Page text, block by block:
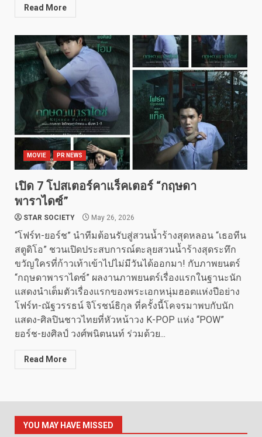
Read More
MOVIE PR NEWS
เปิด 7 โปสเตอร์คาแร็คเตอร์ “กฤษดา
พาราไดซ์”
STAR SOCIETY May 26, 2026
“โฟร์ท-ยอร์ช” นำทีมต้อนรับสู่สวนน้ำร้างสุดหลอน “เธอทีน
สตูดิโอ” ชวนเปิดประสบการณ์ตะลุยสวนน้ำร้างสุดระทึก
ขวัญใครที่ก้าวเท้าเข้าไปไม่มีวันได้ออกมา! กับภาพยนตร์
“กฤษดาพาราไดซ์” ผลงานภาพยนตร์เรื่องแรกในฐานะนัก
แสดงนำเต็มตัวเรื่องแรกของพระเอกหนุ่มฮอตแห่งปีอย่าง
โฟร์ท-ณัฐวรรธน์ จิโรชน์ธิกุล ที่ครั้งนี้โคจรมาพบกับนัก
แสดง-ศิลปินชาวไทยที่หัวหน้าวง K-POP แห่ง “POW”
ยอร์ช-ยงศิลป์ วงศ์พนิตนนท์ ร่วมด้วย...
Read More
YOU MAY HAVE MISSED